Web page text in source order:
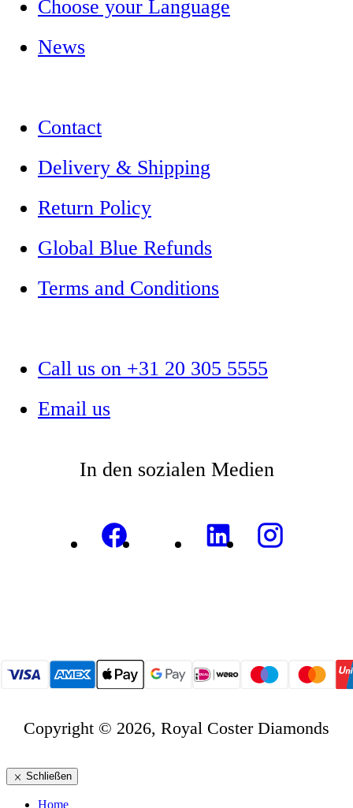
Choose your Language
News
Contact
Delivery & Shipping
Return Policy
Global Blue Refunds
Terms and Conditions
Call us on +31 20 305 5555
Email us
In den sozialen Medien
Copyright © 2026, Royal Coster Diamonds
Schließen
Home